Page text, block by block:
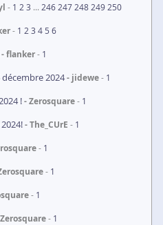
1 2 3 ... 246 247 248 249 250
1 2 3 4 5 6
flanker 1
décembre 2024 jidewe 1
! Zerosquare 1
The_CUrE 1
1
1
1
Zerosquare 1